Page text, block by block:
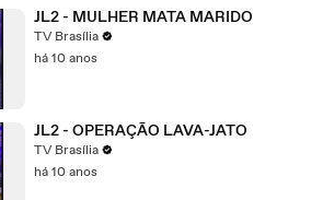
JL2 - MULHER MATA MARIDO
TV Brasília
há 10 anos
JL2 - OPERAÇÃO LAVA-JATO
TV Brasília
há 10 anos